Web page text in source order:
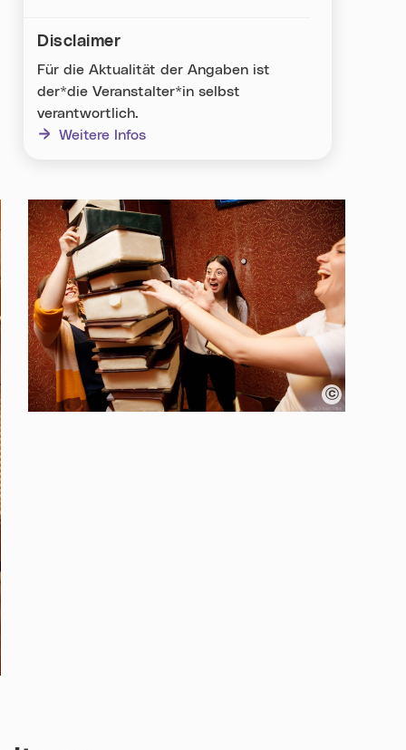
Disclaimer
Für die Aktualität der Angaben ist
der*die Veranstalter*in selbst
verantwortlich.
Weitere Infos